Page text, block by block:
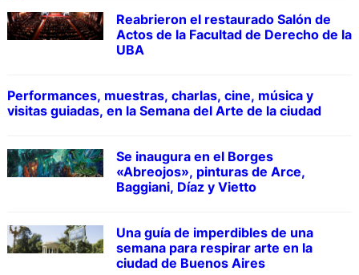
Reabrieron el restaurado Salón de
Actos de la Facultad de Derecho de la
UBA
Performances, muestras, charlas, cine, música y
visitas guiadas, en la Semana del Arte de la ciudad
Se inaugura en el Borges
«Abreojos», pinturas de Arce,
Baggiani, Díaz y Vietto
Una guía de imperdibles de una
semana para respirar arte en la
ciudad de Buenos Aires